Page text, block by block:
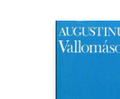
Művészet